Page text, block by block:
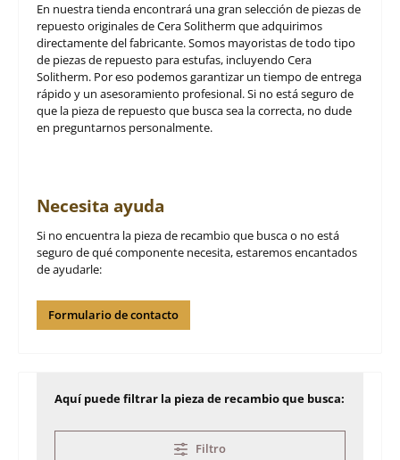
En nuestra tienda encontrará una gran selección de piezas de
repuesto originales de Cera Solitherm que adquirimos
directamente del fabricante. Somos mayoristas de todo tipo
de piezas de repuesto para estufas, incluyendo Cera
Solitherm. Por eso podemos garantizar un tiempo de entrega
rápido y un asesoramiento profesional. Si no está seguro de
que la pieza de repuesto que busca sea la correcta, no dude
en preguntarnos personalmente.
Necesita ayuda
Si no encuentra la pieza de recambio que busca o no está
seguro de qué componente necesita, estaremos encantados
de ayudarle:
Formulario de contacto
Aquí puede filtrar la pieza de recambio que busca:
Filtro